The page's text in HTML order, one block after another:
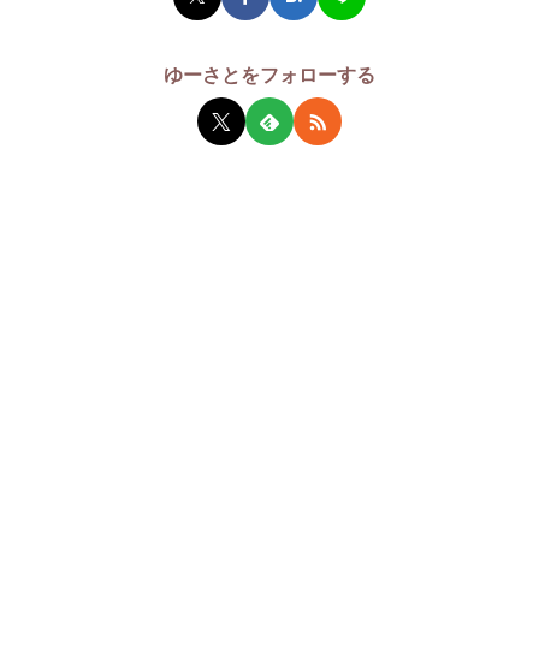
ゆーさとをフォローする